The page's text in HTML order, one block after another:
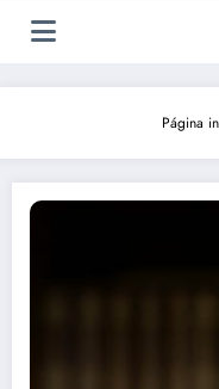
Página